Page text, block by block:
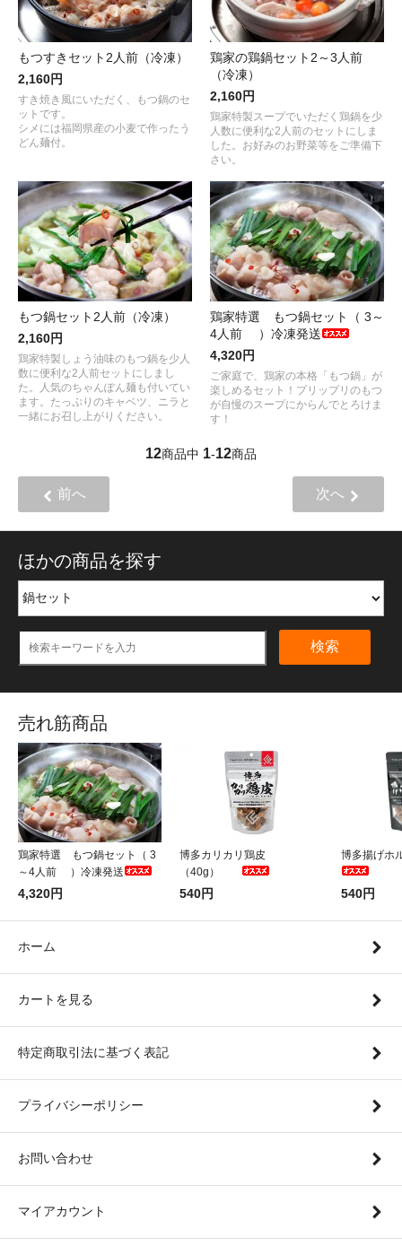
もつすきセット2人前（冷凍）
2,160円
すき焼き風にいただく、もつ鍋のセ
ットです。
シメには福岡県産の小麦で作ったう
どん麺付。
鶏家の鶏鍋セット2～3人前
（冷凍）
2,160円
鶏家特製スープでいただく鶏鍋を少
人数に便利な2人前のセットにしま
した。お好みのお野菜等をご準備下
さい。
もつ鍋セット2人前（冷凍）
2,160円
鶏家特製しょう油味のもつ鍋を少人
数に便利な2人前セットにしまし
た。人気のちゃんぽん麺も付いてい
ます。たっぷりのキャベツ、ニラと
一緒にお召し上がりください。
鶏家特選 もつ鍋セット（ 3～
4人前 ）冷凍発送
4,320円
ご家庭で、鶏家の本格「もつ鍋」が
楽しめるセット！プリップリのもつ
が自慢のスープにからんでとろけま
す！
12商品中 1-12商品
前へ 次へ
ほかの商品を探す
検索
売れ筋商品
鶏家特選 もつ鍋セット（ 3
～4人前 ）冷凍発送
4,320円
博多カリカリ鶏皮
（40g）
540円
博多揚げホ
540円
ホーム
カートを見る
特定商取引法に基づく表記
プライバシーポリシー
お問い合わせ
マイアカウント